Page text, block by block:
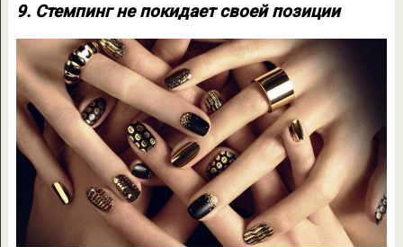
9. Стемпинг не покидает своей позиции